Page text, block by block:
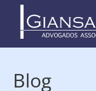
Blog